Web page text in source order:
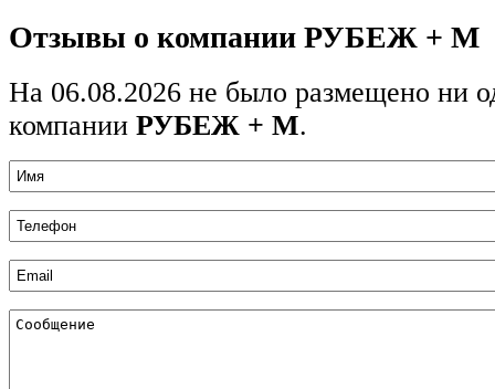
Отзывы о компании РУБЕЖ + М
На 06.08.2026 не было размещено ни
компании РУБЕЖ + М.